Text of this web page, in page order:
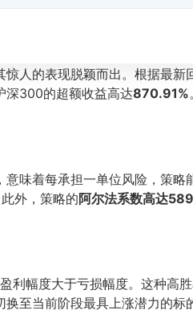
惊人的表现脱颖而出。根据最新
深300的超额收益高达870.91%
意味着每承担一单位风险，策
外，策略的阿尔法系数高达
利幅度大于亏损幅度。这种高
至当前阶段最具上涨潜力的标